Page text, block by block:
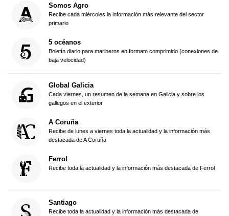
Somos Agro
Recibe cada miércoles la información más relevante del sector
primario
5 océanos
Boletín diario para marineros en formato comprimido (conexiones de
baja velocidad)
Global Galicia
Cada viernes, un resumen de la semana en Galicia y sobre los
gallegos en el exterior
A Coruña
Recibe de lunes a viernes toda la actualidad y la información más
destacada de A Coruña
Ferrol
Recibe toda la actualidad y la información más destacada de Ferrol
Santiago
Recibe toda la actualidad y la información más destacada de